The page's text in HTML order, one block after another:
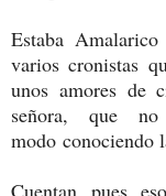
Estaba
varios cronistas
unos amores de
señora, que
modo conociendo
Cuentan, pues,